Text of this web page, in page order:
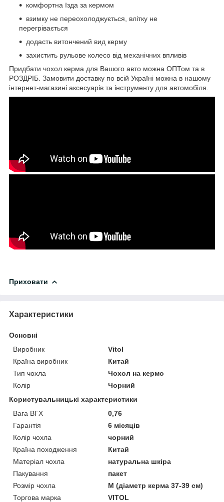
комфортна їзда за кермом
взимку не переохолоджується, влітку не
перегрівається
додасть витончений вид керму
захистить рульове колесо від механічних впливів
Придбати чохол керма для Вашого авто можна ОПТом та в
РОЗДРІБ. Замовити доставку по всій Україні можна в нашому
інтернет-магазині аксесуарів та інструменту для автомобіля.
Приховати
Характеристики
Основні
Виробник
Vitol
Країна виробник
Китай
Тип чохла
Чохол на кермо
Колір
Чорний
Користувальницькі характеристики
Вага ВГХ
0,76
Гарантія
6 місяців
Колір чохла
чорний
Країна походження
Китай
Матеріал чохла
натуральна шкіра
Пакування
пакет
Розмір чохла
M (діаметр керма 37-39 см)
Торгова марка
VITOL